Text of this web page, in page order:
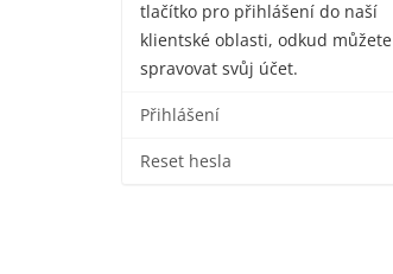
tlačítko pro přihlášení do naší
klientské oblasti, odkud můžete
spravovat svůj účet.
Přihlášení
Reset hesla